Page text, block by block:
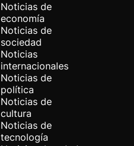
Noticias de
economía
Noticias de
sociedad
Noticias
internacionales
Noticias de
política
Noticias de
cultura
Noticias de
tecnología